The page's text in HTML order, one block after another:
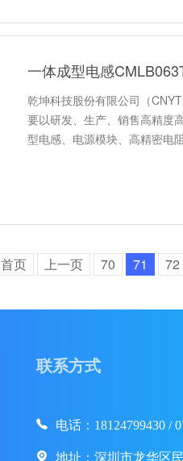
一体成型电感
乾坤科技股份有限公司（
要以研发、生产、销售高精度
型电感、电源模块、高精密电
首页 上一页 70 71 72
联系方式
电话：18124799430 /
地址：深圳市龙华区